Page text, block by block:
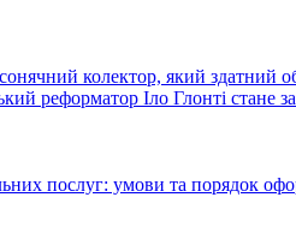
колектор, який здатний
реформатор Іло Глонті стане
послуг: умови та порядок